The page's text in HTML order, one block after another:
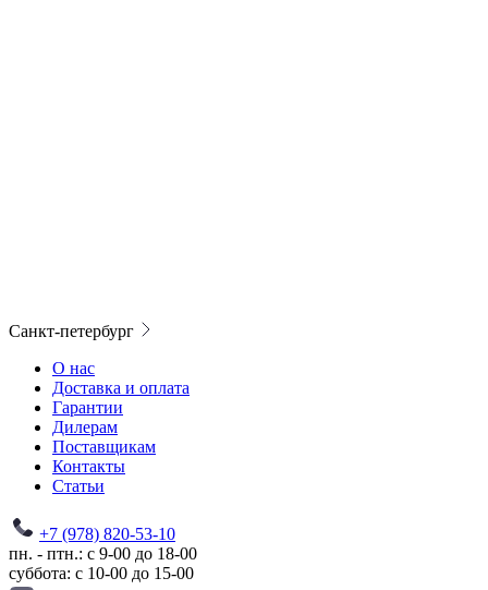
Санкт-петербург
О нас
Доставка и оплата
Гарантии
Дилерам
Поставщикам
Контакты
Статьи
+7 (978) 820-53-10
пн. - птн.: с 9-00 до 18-00
суббота: с 10-00 до 15-00